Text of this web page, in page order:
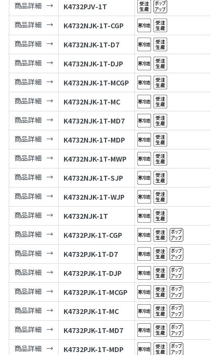
商品詳細
K4732PJV-1T
商品詳細
K4732NJK-1T-CGP
商品詳細
K4732NJK-1T-D7
商品詳細
K4732NJK-1T-DJP
商品詳細
K4732NJK-1T-MCGP
商品詳細
K4732NJK-1T-MC
商品詳細
K4732NJK-1T-MD7
商品詳細
K4732NJK-1T-MDP
商品詳細
K4732NJK-1T-MWP
商品詳細
K4732NJK-1T-SJP
商品詳細
K4732NJK-1T-WJP
商品詳細
K4732NJK-1T
商品詳細
K4732PJK-1T-CGP
商品詳細
K4732PJK-1T-D7
商品詳細
K4732PJK-1T-DJP
商品詳細
K4732PJK-1T-MCGP
商品詳細
K4732PJK-1T-MC
商品詳細
K4732PJK-1T-MD7
商品詳細
K4732PJK-1T-MDP